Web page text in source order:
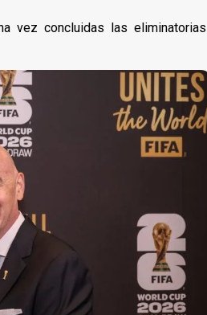
vez concluidas las eliminatorias